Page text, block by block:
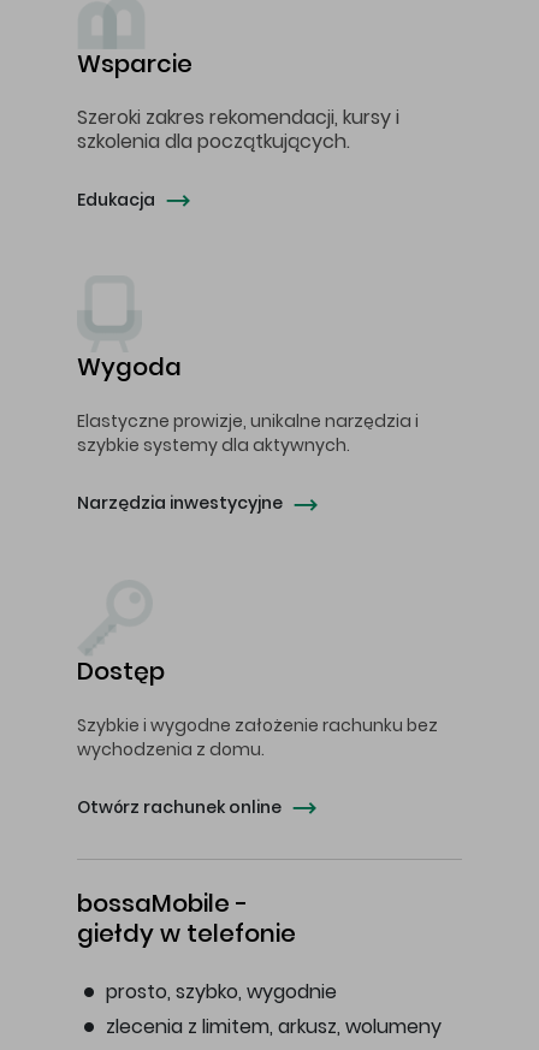
Wsparcie
Szeroki zakres rekomendacji, kursy i
szkolenia dla początkujących.
Edukacja
Wygoda
Elastyczne prowizje, unikalne narzędzia i
szybkie systemy dla aktywnych.
Narzędzia inwestycyjne
Dostęp
Szybkie i wygodne założenie rachunku bez
wychodzenia z domu.
Otwórz rachunek online
bossaMobile -
giełdy w telefonie
prosto, szybko, wygodnie
zlecenia z limitem, arkusz, wolumeny